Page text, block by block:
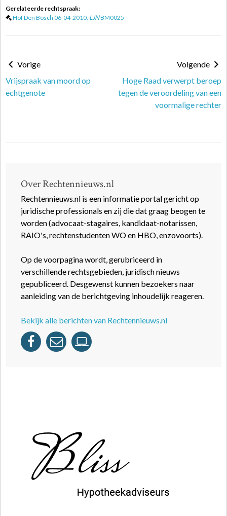
Gerelateerde rechtspraak:
Hof Den Bosch 06-04-2010, LJNBM0025
Vorige
Vrijspraak van moord op
echtgenote
Volgende
Hoge Raad verwerpt beroep
tegen de veroordeling van een
voormalige rechter
Over Rechtennieuws.nl
Rechtennieuws.nl is een informatie portal gericht op
juridische professionals en zij die dat graag beogen te
worden (advocaat-stagaires, kandidaat-notarissen,
RAIO's, rechtenstudenten WO en HBO, enzovoorts).
Op de voorpagina wordt, gerubriceerd in
verschillende rechtsgebieden, juridisch nieuws
gepubliceerd. Desgewenst kunnen bezoekers naar
aanleiding van de berichtgeving inhoudelijk reageren.
Bekijk alle berichten van Rechtennieuws.nl